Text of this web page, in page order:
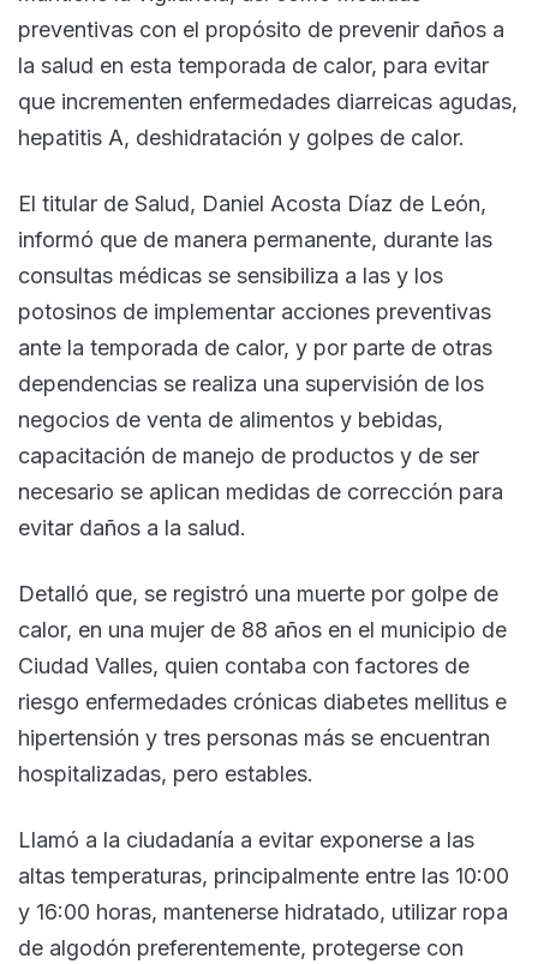
preventivas con el propósito de prevenir daños a
la salud en esta temporada de calor, para evitar
que incrementen enfermedades diarreicas agudas,
hepatitis A, deshidratación y golpes de calor.
El titular de Salud, Daniel Acosta Díaz de León,
informó que de manera permanente, durante las
consultas médicas se sensibiliza a las y los
potosinos de implementar acciones preventivas
ante la temporada de calor, y por parte de otras
dependencias se realiza una supervisión de los
negocios de venta de alimentos y bebidas,
capacitación de manejo de productos y de ser
necesario se aplican medidas de corrección para
evitar daños a la salud.
Detalló que, se registró una muerte por golpe de
calor, en una mujer de 88 años en el municipio de
Ciudad Valles, quien contaba con factores de
riesgo enfermedades crónicas diabetes mellitus e
hipertensión y tres personas más se encuentran
hospitalizadas, pero estables.
Llamó a la ciudadanía a evitar exponerse a las
altas temperaturas, principalmente entre las 10:00
y 16:00 horas, mantenerse hidratado, utilizar ropa
de algodón preferentemente, protegerse con